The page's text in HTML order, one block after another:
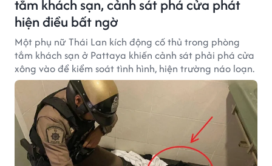
tắm khách sạn, cảnh sát phá cửa phát
hiện điều bất ngờ
Một phụ nữ Thái Lan kích động cố thủ trong phòng
tắm khách sạn ở Pattaya khiến cảnh sát phải phá cửa
xông vào để kiểm soát tình hình, hiện trường náo loạn.